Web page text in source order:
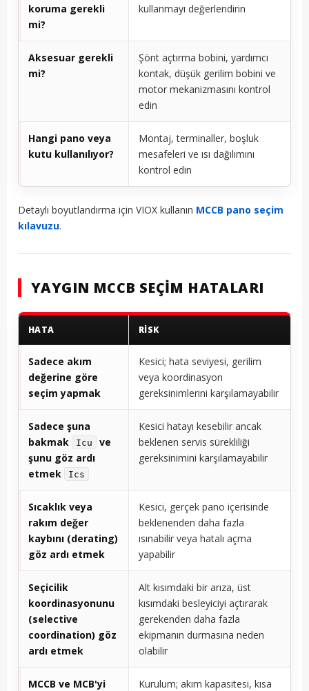
koruma gerekli
mi?
kullanmayı değerlendirin
Aksesuar gerekli
mi?
Şönt açtırma bobini, yardımcı
kontak, düşük gerilim bobini ve
motor mekanizmasını kontrol
edin
Hangi pano veya
kutu kullanılıyor?
Montaj, terminaller, boşluk
mesafeleri ve ısı dağılımını
kontrol edin
Detaylı boyutlandırma için VIOX kullanın MCCB pano seçim
kılavuzu.
YAYGIN MCCB SEÇIM HATALARI
HATA RISK
Sadece akım
değerine göre
seçim yapmak
Kesici; hata seviyesi, gerilim
veya koordinasyon
gereksinimlerini karşılamayabilir
Sadece şuna
bakmak
Icu
ve
şunu göz ardı
etmek
Ics
Kesici hatayı kesebilir ancak
beklenen servis sürekliliği
gereksinimini karşılamayabilir
Sıcaklık veya
rakım değer
kaybını (derating)
göz ardı etmek
Kesici, gerçek pano içerisinde
beklenenden daha fazla
ısınabilir veya hatalı açma
yapabilir
Seçicilik
koordinasyonunu
(selective
coordination) göz
ardı etmek
Alt kısımdaki bir arıza, üst
kısımdaki besleyiciyi açtırarak
gerekenden daha fazla
ekipmanın durmasına neden
olabilir
MCCB ve MCB'yi
Kurulum; akım kapasitesi, kısa